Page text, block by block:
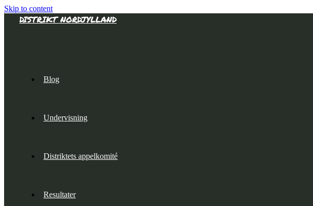
Skip to content
DISTRIKT NORDJYLLAND
Blog
Undervisning
Distriktets appelkomité
Resultater